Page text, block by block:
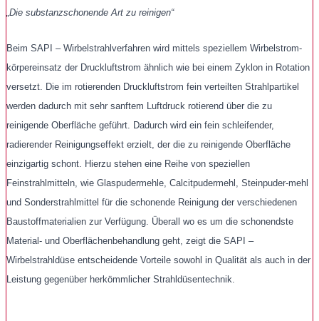
„Die substanzschonende Art zu reinigen“
Beim SAPI – Wirbelstrahlverfahren wird mittels speziellem Wirbelstrom-
körpereinsatz der Druckluftstrom ähnlich wie bei einem Zyklon in Rotation
versetzt. Die im rotierenden Druckluftstrom fein verteilten Strahlpartikel
werden dadurch mit sehr sanftem Luftdruck rotierend über die zu
reinigende Oberfläche geführt. Dadurch wird ein fein schleifender,
radierender Reinigungseffekt erzielt, der die zu reinigende Oberfläche
einzigartig schont. Hierzu stehen eine Reihe von speziellen
Feinstrahlmitteln, wie Glaspudermehle, Calcitpudermehl, Steinpuder-mehl
und Sonderstrahlmittel für die schonende Reinigung der verschiedenen
Baustoffmaterialien zur Verfügung. Überall wo es um die schonendste
Material- und Oberflächenbehandlung geht, zeigt die SAPI –
Wirbelstrahldüse entscheidende Vorteile sowohl in Qualität als auch in der
Leistung gegenüber herkömmlicher Strahldüsentechnik.